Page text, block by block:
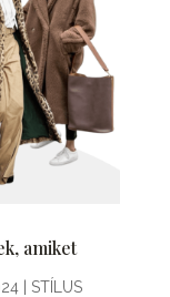
amiket
| STÍLUS